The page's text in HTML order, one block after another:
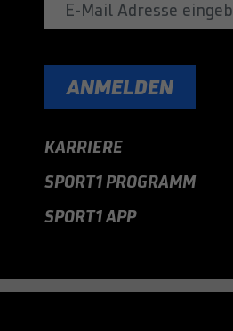
KARRIERE
SPORT1 PROGRAMM
SPORT1 APP
ANMELDEN